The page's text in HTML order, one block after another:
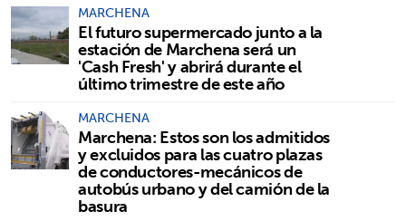
MARCHENA
El futuro supermercado junto a la
estación de Marchena será un
'Cash Fresh' y abrirá durante el
último trimestre de este año
MARCHENA
Marchena: Estos son los admitidos
y excluidos para las cuatro plazas
de conductores-mecánicos de
autobús urbano y del camión de la
basura